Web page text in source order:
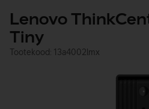
Lenovo
Tiny
Tootekood: 13a4002lmx